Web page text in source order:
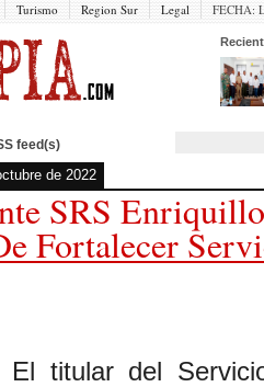
Turismo Region Sur Legal FECHA:
feed(s)
de 2022
SRS
Fortalecer
El titular del